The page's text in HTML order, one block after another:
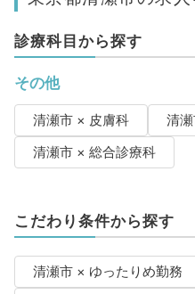
診療科目から探す
その他
清瀬市 × 皮膚科
清
清瀬市 × 総合診療科
こだわり条件から探す
清瀬市 × ゆったりめ勤務